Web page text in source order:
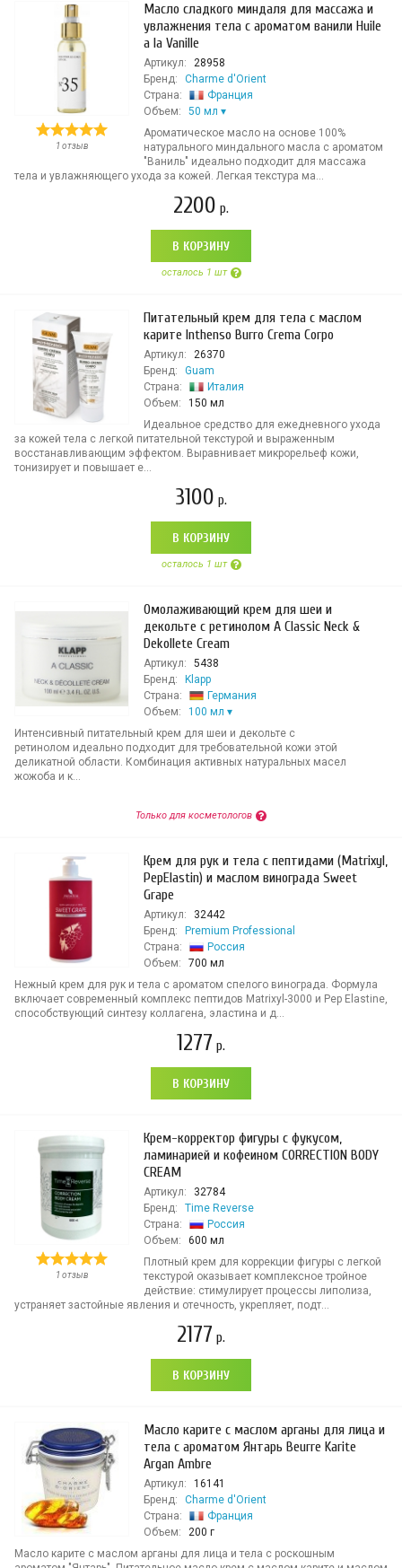
1 отзыв
Масло сладкого миндаля для массажа и
увлажнения тела с ароматом ванили Huile
a la Vanille
Артикул:
28958
Бренд:
Charme d'Orient
Страна:
Франция
Объем:
50 мл
Ароматическое масло на основе 100%
натурального миндального масла с ароматом
"Ваниль" идеально подходит для массажа
тела и увлажняющего ухода за кожей. Легкая текстура ма...
2200 р.
В КОРЗИНУ
осталось 1 шт
Питательный крем для тела с маслом
карите Inthenso Burro Crema Corpo
Артикул:
26370
Бренд:
Guam
Страна:
Италия
Объем:
150 мл
Идеальное средство для ежедневного ухода
за кожей тела с легкой питательной текстурой и выраженным
восстанавливающим эффектом. Выравнивает микрорельеф кожи,
тонизирует и повышает е...
3100 р.
В КОРЗИНУ
осталось 1 шт
Омолаживающий крем для шеи и
декольте с ретинолом A Classic Neck &
Dekollete Cream
Артикул:
5438
Бренд:
Klapp
Страна:
Германия
Объем:
100 мл
Интенсивный питательный крем для шеи и декольте с
ретинолом идеально подходит для требовательной кожи этой
деликатной области. Комбинация активных натуральных масел
жожоба и к...
Только для косметологов
Крем для рук и тела с пептидами (Matrixyl,
PepElastin) и маслом винограда Sweet
Grape
Артикул:
32442
Бренд:
Premium Professional
Страна:
Россия
Объем:
700 мл
Нежный крем для рук и тела с ароматом спелого винограда. Формула
включает современный комплекс пептидов Matrixyl-3000 и Pep Elastine,
способствующий синтезу коллагена, эластина и д...
1277 р.
В КОРЗИНУ
1 отзыв
Крем-корректор фигуры с фукусом,
ламинарией и кофеином CORRECTION BODY
CREAM
Артикул:
32784
Бренд:
Time Reverse
Страна:
Россия
Объем:
600 мл
Плотный крем для коррекции фигуры с легкой
текстурой оказывает комплексное тройное
действие: стимулирует процессы липолиза,
устраняет застойные явления и отечность, укрепляет, подт...
2177 р.
В КОРЗИНУ
Масло карите с маслом арганы для лица и
тела с ароматом Янтарь Beurre Karite
Argan Ambre
Артикул:
16141
Бренд:
Charme d'Orient
Страна:
Франция
Объем:
200 г
Масло карите с маслом арганы для лица и тела с роскошным